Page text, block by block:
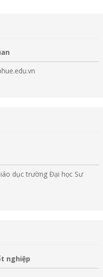
dục trường Đại học Sư
nghiệp